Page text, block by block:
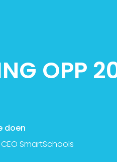
OPP
doen
SmartSchools